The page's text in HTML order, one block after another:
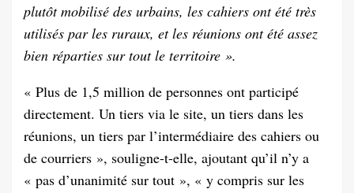
plutôt mobilisé des urbains, les cahiers ont été très
utilisés par les ruraux, et les réunions ont été assez
bien réparties sur tout le territoire ».
« Plus de 1,5 million de personnes ont participé
directement. Un tiers via le site, un tiers dans les
réunions, un tiers par l’intermédiaire des cahiers ou
de courriers », souligne-t-elle, ajoutant qu’il n’y a
« pas d’unanimité sur tout », « y compris sur les